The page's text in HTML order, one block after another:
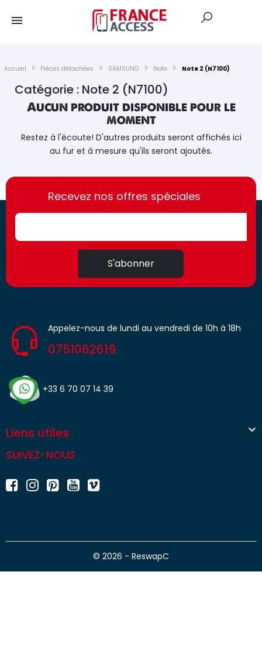
Accueil Pièces détachées SAMSUNG Note Note 2 (N7100)
Catégorie : Note 2 (N7100)
Aucun produit disponible pour le
moment
Restez à l'écoute! D'autres produits seront affichés ici
au fur et à mesure qu'ils seront ajoutés.
https://france-
access.fr
https://france-
access.fr
Recevez nos offres spéciales
S'abonner
Appelez-nous de lundi au vendredi de 10h à 18h
0751062619
+33 6 70 07 14 39
Liens utiles 
SUIVEZ-NOUS
© 2026 - ReswapC